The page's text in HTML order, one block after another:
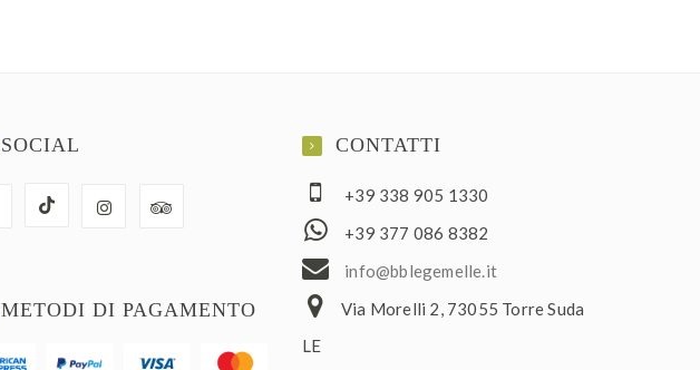
SOCIAL
METODI DI PAGAMENTO
CONTATTI
+39 338 905 1330
+39 377 086 8382
ti.el
lemeg
elbb@
ofni
Via Morelli 2, 73055 Torre Suda
LE